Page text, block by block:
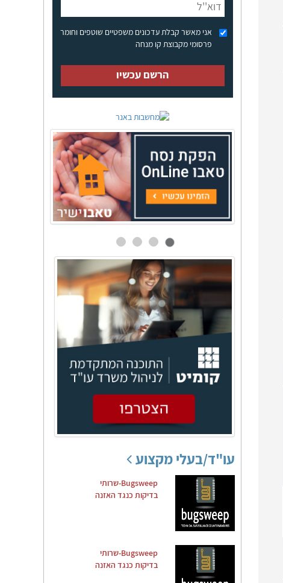
אני מאשר קבלת עדכונים משפטיים שוטפים וחומר
פרסומי מקבוצת קו מנחה
הרשם עכשיו
עו"ד/בעלי מקצוע
Bugsweep-שרותי
בדיקות כנגד האזנה
Bugsweep-שרותי
בדיקות כנגד האזנה